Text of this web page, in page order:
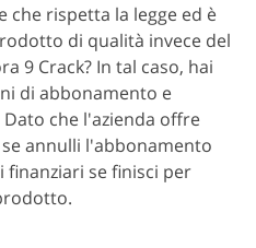
che rispetta la legge ed è
di qualità invece del
9 Crack? In tal caso, hai
di abbonamento e
che l'azienda offre
annulli l'abbonamento
finanziari se finisci per